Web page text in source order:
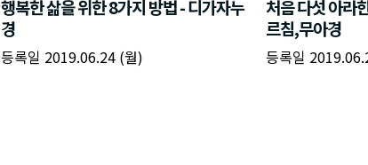
행복한 삶을 위한 8가지 방법 - 디가자누
경
등록일 2019.06.24 (월)
처음 다섯 아라
르침,무아경
등록일